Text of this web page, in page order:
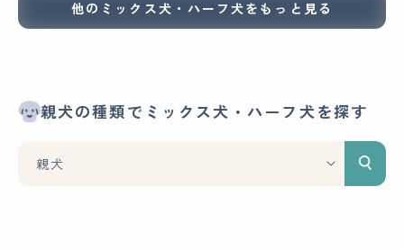
他のミックス犬・ハーフ犬をもっと見る
親犬の種類でミックス犬・ハーフ犬を探す